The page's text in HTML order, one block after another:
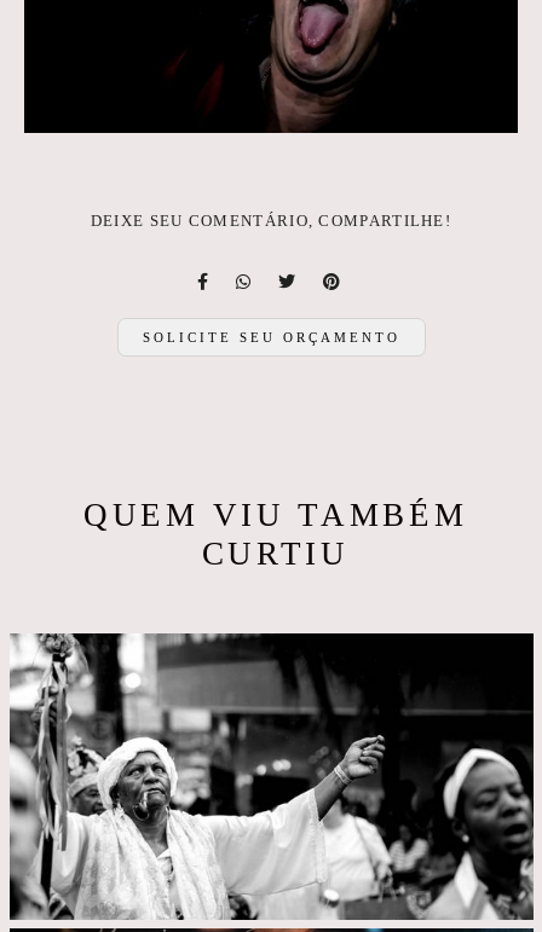
DEIXE SEU COMENTÁRIO, COMPARTILHE!
SOLICITE SEU ORÇAMENTO
QUEM VIU TAMBÉM
CURTIU